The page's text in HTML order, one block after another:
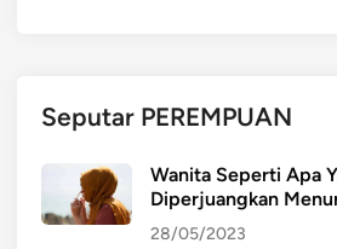
e
k
d
k
a
Seputar PEREMPUAN
Wanita Seperti Apa
Diperjuangkan
28/05/2023